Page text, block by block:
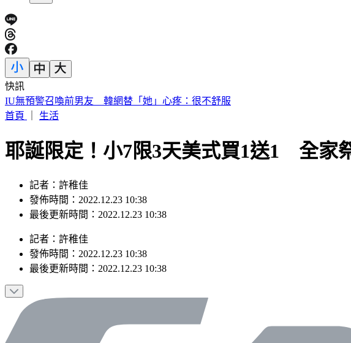
快訊
快訊／財神爺不在家 威力彩頭獎、二獎雙槓龜
首頁
生活
耶誕限定！小7限3天美式買1送1 全家
記者：許稚佳
發佈時間：2022.12.23 10:38
最後更新時間：2022.12.23 10:38
記者 ： 許稚佳
發佈時間： 2022.12.23 10:38
最後更新時間： 2022.12.23 10:38